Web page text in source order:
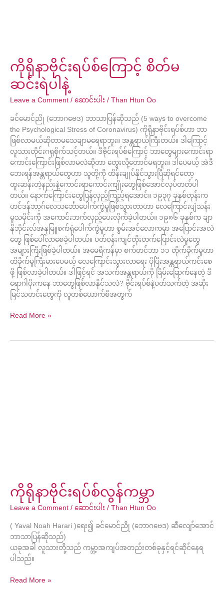
ကိုရိုနာဗိုင်းရပ်စ်ကြောင့် စိတ်မ
ဆင်းရဲပါနဲ့
Leave a Comment / ဆောင်းပါး / Than Htun Oo
ခင်မောင်ညို (ဘောဂဗေဒ) ဘာသာပြန်ဆိုသည် (5 ways to overcome
the Psychological Stress of Coronavirus) ကိုရိုနာဗိုင်းရပ်စ်ဟာ ဘာ
ဖြစ်လာမယ်ဆိုတာမသေချာမရေရာဘူး။ အန္တရာယ်ကြီးတယ်။ ဒါကြောင့်
လူသားတိုင်းဂရုစိုက်သင့်တယ်။ ဒီဗိုင်းရပ်စ်ကြောင့် ဘာတွေများကောင်းရာ
ကောင်းကြောင်းဖြစ်လာမလဲဆိုတာ တွေးလို့တောင်မရဘူး။ ဒါပေမယ့် အဲဒီ
ဘေးရန်အန္တရာယ်တွေဟာ သူတို့ကို ထိန်းချုပ်နိုင်သွားပြီဆိုရင်တော့
ထူးဆန်းတဲ့နည်းနဲ့ကောင်းရာကောင်းကျိုးတွေဖြစ်အောင်လုပ်တတ်ပါ
တယ်။ နောက်ကြောင်းတွေပြန်လှည့်ကြည့်ရအောင်။ ၁၉၃၇ ခုနှစ်တုန်းက
ဟင်ဒန်ဘာ့ဂ်လေသင်္ဘောပေါက်ကွဲမှုဖြစ်သွားတာဟာ လေကြောင်းပျံသန်း
မှုသမိုင်းကို အကောင်းဘက်လှည့်ပေးလိုက်ခဲ့ပါတယ်။ ၁၉၈၆ ခုနှစ်က ချာ
နိုဘိုင်းလ်အနုမြူစက်ရုံပေါက်ကွဲမှုဟာ စွမ်းအင်လောကမှာ အပြောင်းအလဲ
တွေ ဖြစ်ပေါ်လာစေခဲ့ပါတယ်။ ပတ်ဝန်းကျင်တိုးတက်ပြောင်းလဲမှုတွေ
အများကြီးဖြစ်ခဲ့ပါတယ်။ အမေရိကန်မှာ စက်တင်ဘာ ၁၁ တိုက်ခိုက်မှုဟာ
ထိခိုက်မှုကြီးမားပေမယ့် လေကြောင်းသွားလာရေး ပိုပြီးအန္တရာယ်ကင်းစေ
ဖို့ ဖြစ်လာခဲ့ပါတယ်။ ဒါဖြင့်ရင် အသက်အန္တရာယ်ကို ခြိမ်းခြောက်နေတဲ့ ဒီ
ရောဂါပိုးကနေ ဘာတွေဖြစ်လာနိုင်သလဲ? ဗိုင်းရပ်စ်နဲ့ပတ်သက်တဲ့ အဆိုး
မြင်သတင်းတွေကို လူတစ်ယောက်စီအတွက်
ပါ
Read More »
ကိုရိုနာဗိုင်းရပ်စ်လွန်ကမ္ဘာ
Leave a Comment / ဆောင်းပါး / Than Htun Oo
( Yaval Noah Harari )ရေး၍ ခင်မောင်ညို (ဘောဂဗေဒ) ဆီလျော်အောင်
ဘာသာပြန်ဆိုသည်)
ယခုအခါ လူသားတို့သည် ကမ္ဘာ့အကျပ်အတည်းတစ်ခုနှင့်ရင်ဆိုင်နေရ
ပါသည်။
Read More »